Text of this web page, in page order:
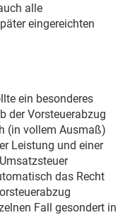
alle
eingereichten
ein besonderes
der Vorsteuerabzug
(in vollem Ausmaß)
Leistung und einer
das Recht
Fall gesondert in